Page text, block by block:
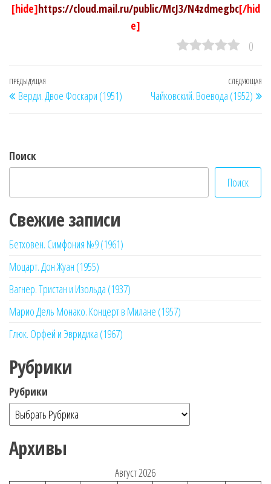
[hide]https://cloud.mail.ru/public/McJ3/N4zdmegbc[/hid
e]
0
Навигация
по
Предыдущая
запись
ПРЕДЫДУЩАЯ
Верди. Двое Фоскари (1951)
СЛЕДУЮЩАЯ
Чайковский. Воевода (1952)
Поиск
Поиск
Свежие записи
Бетховен. Симфония №9 (1961)
Моцарт. Дон Жуан (1955)
Вагнер. Тристан и Изольда (1937)
Марио Дель Монако. Концерт в Милане (1957)
Глюк. Орфей и Эвридика (1967)
Рубрики
Рубрики
Архивы
Август 2026